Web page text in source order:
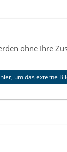
ohne Ihre
hier, um das externe